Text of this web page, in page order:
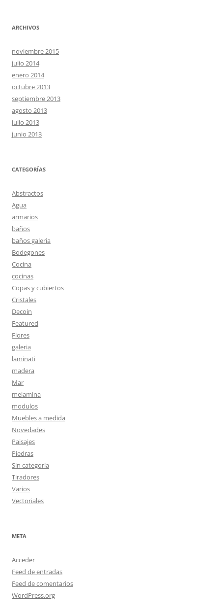
ARCHIVOS
noviembre 2015
julio 2014
enero 2014
octubre 2013
septiembre 2013
agosto 2013
julio 2013
junio 2013
CATEGORÍAS
Abstractos
Agua
armarios
baños
baños galeria
Bodegones
Cocina
cocinas
Copas y cubiertos
Cristales
Decoin
Featured
Flores
galeria
laminati
madera
Mar
melamina
modulos
Muebles a medida
Novedades
Paisajes
Piedras
Sin categoría
Tiradores
Varios
Vectoriales
META
Acceder
Feed de entradas
Feed de comentarios
WordPress.org